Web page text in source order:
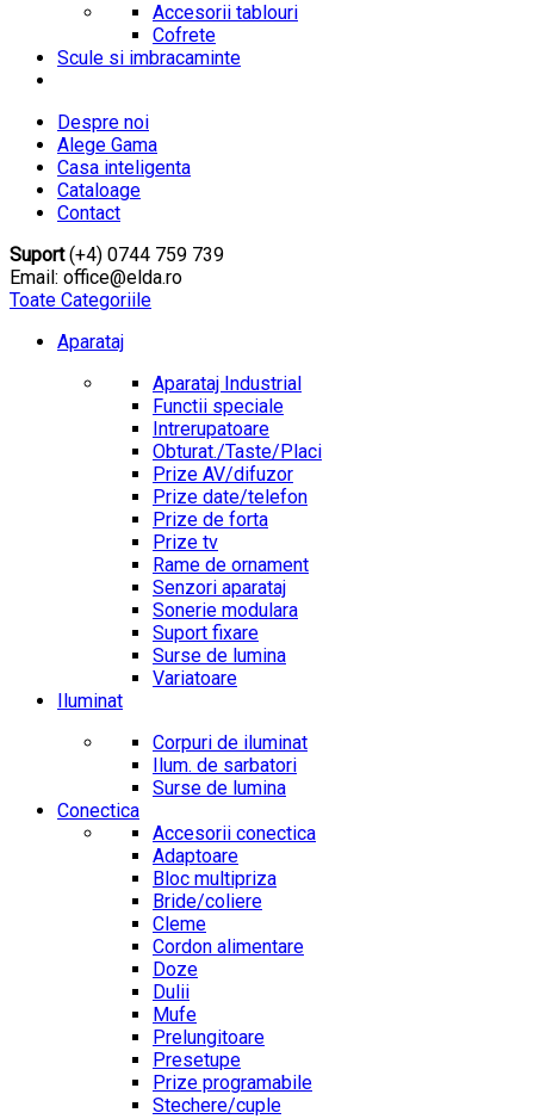
Accesorii tablouri
Cofrete
Scule si imbracaminte
Despre noi
Alege Gama
Casa inteligenta
Cataloage
Contact
Suport(+4) 0744 759 739
Email: office@elda.ro
Toate Categoriile
Aparataj
Aparataj Industrial
Functii speciale
Intrerupatoare
Obturat./Taste/Placi
Prize AV/difuzor
Prize date/telefon
Prize de forta
Prize tv
Rame de ornament
Senzori aparataj
Sonerie modulara
Suport fixare
Surse de lumina
Variatoare
Iluminat
Corpuri de iluminat
Ilum. de sarbatori
Surse de lumina
Conectica
Accesorii conectica
Adaptoare
Bloc multipriza
Bride/coliere
Cleme
Cordon alimentare
Doze
Dulii
Mufe
Prelungitoare
Presetupe
Prize programabile
Stechere/cuple